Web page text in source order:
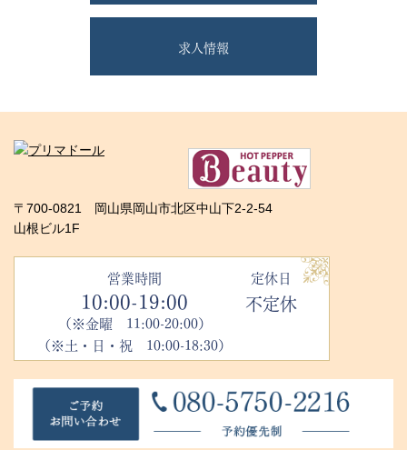
求人情報
〒700-0821 岡山県岡山市北区中山下2-2-54
山根ビル1F
営業時間
10:00-19:00
（※金曜 11:00-20:00）
（※土・日・祝 10:00-18:30）
定休日
不定休